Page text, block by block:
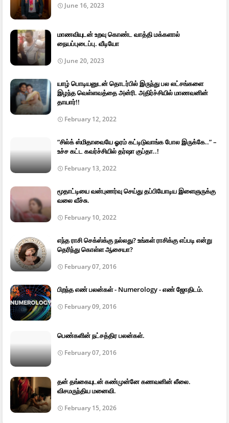
June 16, 2023
மாணவியுடன் உறவு கொண்ட வாத்தி மக்களால்
நையப்புடைப்பு. வீடியோ
June 20, 2023
யாழ் பொடியனுடன் தொடர்பில் இருந்து பல லட்சங்களை
இழந்த வெள்ளவத்தை அன்ரி. அதிர்ச்சியில் மாணவனின்
தாயார்!!
February 12, 2022
“சில்க் ஸ்மிதாவையே ஓரம் கட்டிடுவாங்க போல இருக்கே..” –
உச்ச கட்ட கவர்ச்சியில் தர்ஷா குப்தா..!
February 13, 2022
மூதாட்டியை வன்புணர்வு செய்து தப்பியோடிய இளைஞருக்கு
வலை வீச்சு.
February 10, 2022
எந்த ராசி செக்ஸ்க்கு நல்லது? உங்கள் ராசிக்கு எப்படி என்று
தெரிந்து கொள்ள ஆசையா?
February 07, 2016
பிறந்த எண் பலன்கள் - Numerology - எண் ஜோதிடம்.
February 09, 2016
பெண்களின் நட்சத்திர பலன்கள்.
February 07, 2016
தன் தங்கையுடன் கண்முன்னே கணவனின் லீலை.
விசமருந்திய மனைவி.
February 15, 2026